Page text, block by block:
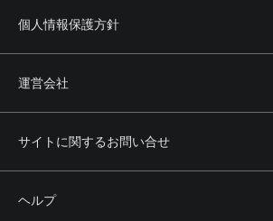
個人情報保護方針
運営会社
サイトに関するお問い合せ
ヘルプ